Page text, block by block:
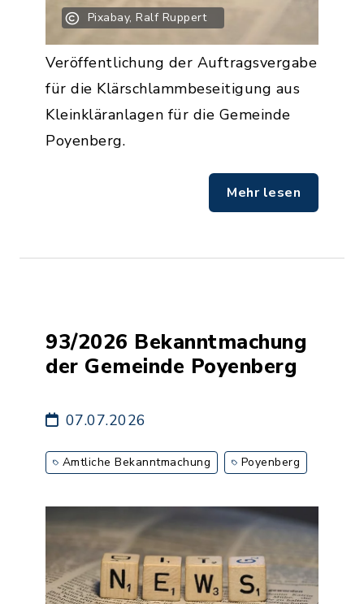
Pixabay, Ralf Ruppert
Veröffentlichung der Auftragsvergabe
für die Klärschlammbeseitigung aus
Kleinkläranlagen für die Gemeinde
Poyenberg.
Mehr lesen
93/2026 Bekanntmachung
der Gemeinde Poyenberg
07.07.2026
Amtliche Bekanntmachung Poyenberg